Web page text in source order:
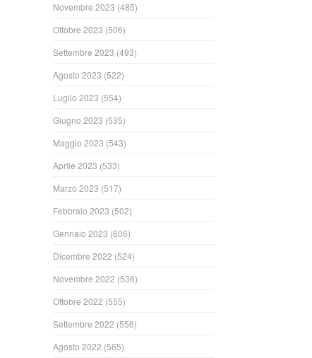
Novembre 2023 (485)
Ottobre 2023 (506)
Settembre 2023 (493)
Agosto 2023 (522)
Luglio 2023 (554)
Giugno 2023 (535)
Maggio 2023 (543)
Aprile 2023 (533)
Marzo 2023 (517)
Febbraio 2023 (502)
Gennaio 2023 (606)
Dicembre 2022 (524)
Novembre 2022 (536)
Ottobre 2022 (555)
Settembre 2022 (556)
Agosto 2022 (565)